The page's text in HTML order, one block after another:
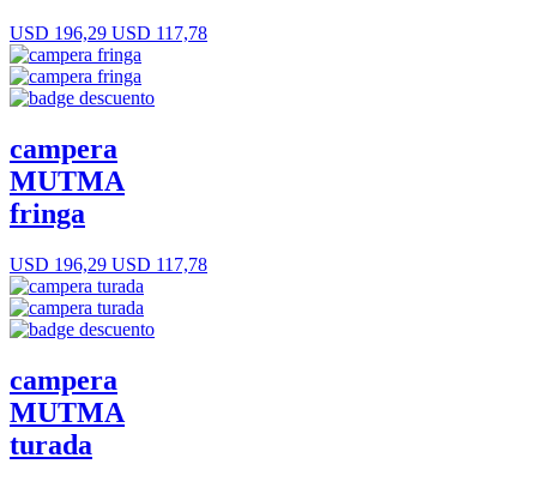
USD 196,29 USD 117,78
campera
MUTMA
fringa
USD 196,29 USD 117,78
campera
MUTMA
turada